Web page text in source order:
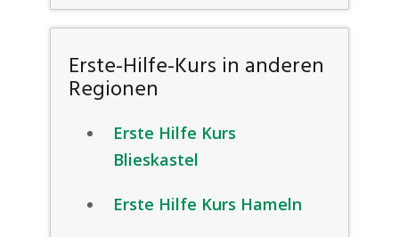
Erste-Hilfe-Kurs in anderen
Regionen
Erste Hilfe Kurs
Blieskastel
Erste Hilfe Kurs Hameln